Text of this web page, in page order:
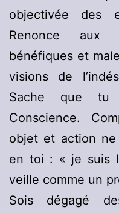
objectivée des
Renonce aux
bénéfiques et
visions de
Sache que tu
Conscience.
objet et action ne
en toi : « je suis
veille comme un
Sois dégagé